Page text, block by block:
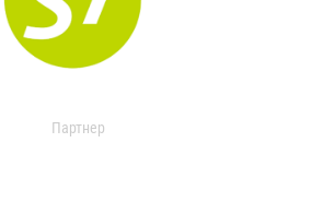
Партнер